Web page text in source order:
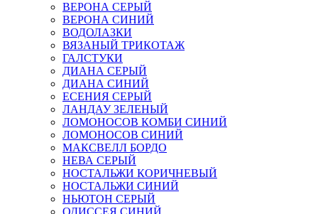
ВЕРОНА СЕРЫЙ
ВЕРОНА СИНИЙ
ВОДОЛАЗКИ
ВЯЗАНЫЙ ТРИКОТАЖ
ГАЛСТУКИ
ДИАНА СЕРЫЙ
ДИАНА СИНИЙ
ЕСЕНИЯ СЕРЫЙ
ЛАНДАУ ЗЕЛЕНЫЙ
ЛОМОНОСОВ КОМБИ СИНИЙ
ЛОМОНОСОВ СИНИЙ
МАКСВЕЛЛ БОРДО
НЕВА СЕРЫЙ
НОСТАЛЬЖИ КОРИЧНЕВЫЙ
НОСТАЛЬЖИ СИНИЙ
НЬЮТОН СЕРЫЙ
ОДИССЕЯ СИНИЙ